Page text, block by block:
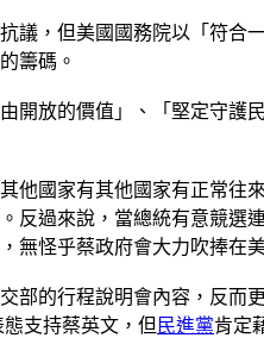
議，但美國國務院以「符
籌碼。
開放的價值」、「堅定守
他國家有其他國家有正常
反過來說，當總統有意競
無怪乎蔡政府會大力吹捧在
部的行程說明會內容，反
支持蔡英文，但 民進黨肯定